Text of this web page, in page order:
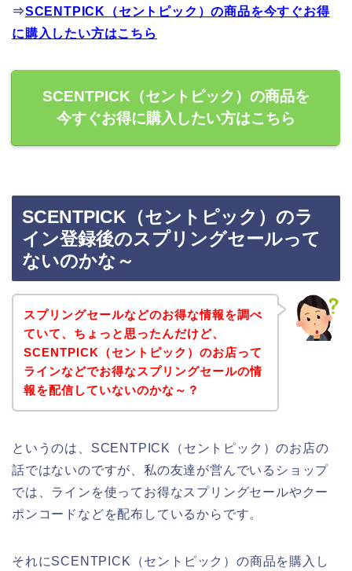
⇒SCENTPICK（セントピック）の商品を今すぐお得
に購入したい方はこちら
SCENTPICK（セントピック）の商品を
今すぐお得に購入したい方はこちら
SCENTPICK（セントピック）のラ
イン登録後のスプリングセールって
ないのかな～
スプリングセールなどのお得な情報を調べ
ていて、ちょっと思ったんだけど、
SCENTPICK（セントピック）のお店って
ラインなどでお得なスプリングセールの情
報を配信していないのかな～？
というのは、SCENTPICK（セントピック）のお店の
話ではないのですが、私の友達が営んでいるショップ
では、ラインを使ってお得なスプリングセールやクー
ポンコードなどを配布しているからです。
それにSCENTPICK（セントピック）の商品を購入し